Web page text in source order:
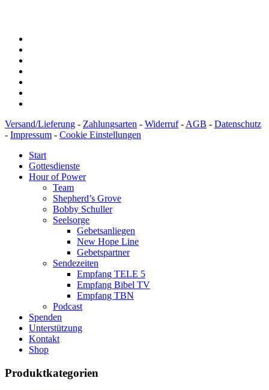
Versand/Lieferung - Zahlungsarten - Widerruf- AGB - Datenschutz
- Impressum - Cookie Einstellungen
Start
Gottesdienste
Hour of Power
Team
Shepherd’s Grove
Bobby Schuller
Seelsorge
Gebetsanliegen
New Hope Line
Gebetspartner
Sendezeiten
Empfang TELE 5
Empfang Bibel TV
Empfang TBN
Podcast
Spenden
Unterstützung
Kontakt
Shop
Produktkategorien